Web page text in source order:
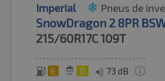
Imperial Pneus de
SnowDragon 2 8PR
215/60R17C109T
E D 73 dB